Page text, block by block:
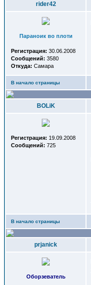
rider42
Параноик во плоти
Регистрация: 30.06.2008
Сообщений: 3580
Откуда: Самара
В начало страницы
BOLiK
Регистрация: 19.09.2008
Сообщений: 725
В начало страницы
prjanick
Оборзеватель